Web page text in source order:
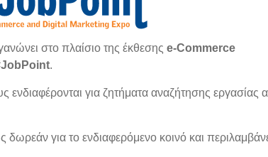
στο πλαίσιο της έκθεσης e-Commerce
JobPoint.
ενδιαφέρονται για ζητήματα αναζήτησης εργασίας
δωρεάν για το ενδιαφερόμενο κοινό και